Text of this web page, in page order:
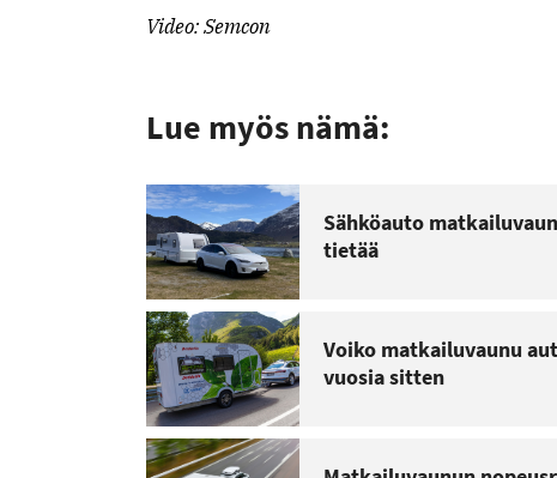
Video: Semcon
Lue myös nämä:
Sähköauto
tietää
Voiko matkailuvaunu
vuosia sitten